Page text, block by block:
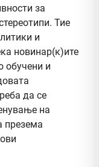
за
Тие
и
новинар(к)ите
обучени и
да се
на
презема